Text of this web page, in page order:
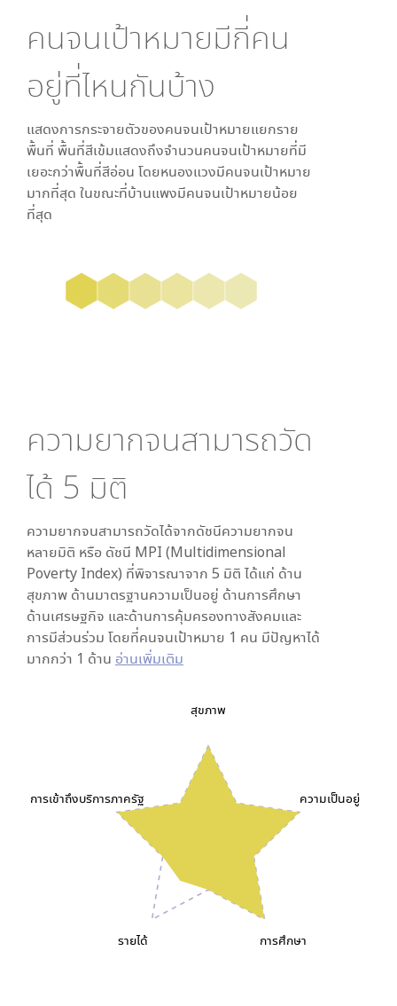
คนจนเป้าหมายมีกี่คน
อยู่ที่ไหนกันบ้าง
แสดงการกระจายตัวของคนจนเป้าหมายแยกราย
พื้นที่ พื้นที่สีเข้มแสดงถึงจำนวนคนจนเป้าหมายที่มี
เยอะกว่าพื้นที่สีอ่อน โดยหนองแวงมีคนจนเป้าหมาย
มากที่สุด ในขณะที่บ้านแพงมีคนจนเป้าหมายน้อย
ที่สุด
ความยากจนสามารถวัด
ได้ 5 มิติ
ความยากจนสามารถวัดได้จากดัชนีความยากจน
หลายมิติ หรือ ดัชนี MPI (Multidimensional
Poverty Index) ที่พิจารณาจาก 5 มิติ ได้แก่ ด้าน
สุขภาพ ด้านมาตรฐานความเป็นอยู่ ด้านการศึกษา
ด้านเศรษฐกิจ และด้านการคุ้มครองทางสังคมและ
การมีส่วนร่วม โดยที่คนจนเป้าหมาย 1 คน มีปัญหาได้
มากกว่า 1 ด้าน อ่านเพิ่มเติม
สุขภาพ
ความเป็นอยู่
การศึกษา
รายได้
การเข้าถึงบริการภาครัฐ